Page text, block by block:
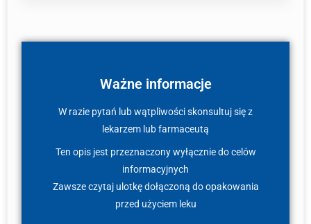
Ważne informacje
W razie pytań lub wątpliwości skonsultuj się z
lekarzem lub farmaceutą
Ten opis jest przeznaczony wyłącznie do celów
informacyjnych
Zawsze czytaj ulotkę dołączoną do opakowania
przed użyciem leku